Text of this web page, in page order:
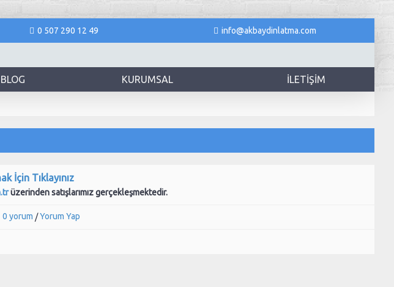
0 507 290 12 49 info@akbaydinlatma.com
BLOG KURUMSAL İLETIŞIM
İçin Tıklayınız
üzerinden satışlarımız gerçekleşmektedir.
0 yorum /Yorum Yap